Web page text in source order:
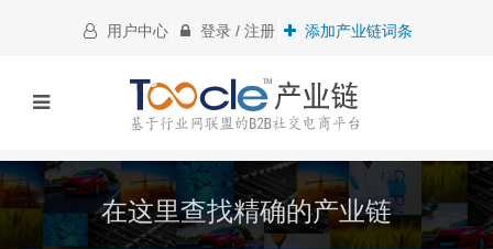
用户中心 登录 / 注册 添加产业链词条
在这里查找精确的产业链